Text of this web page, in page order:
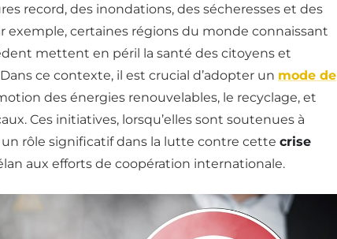
record, des inondations, des sécheresses et des
exemple, certaines régions du monde connaissant
mettent en péril la santé des citoyens et
ce contexte, il est crucial d’adopter un mode de
des énergies renouvelables, le recyclage, et
Ces initiatives, lorsqu’elles sont soutenues à
rôle significatif dans la lutte contre cette crise
aux efforts de coopération internationale.